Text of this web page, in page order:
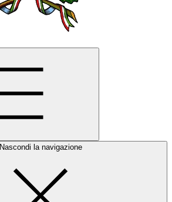
Nascondi la navigazione